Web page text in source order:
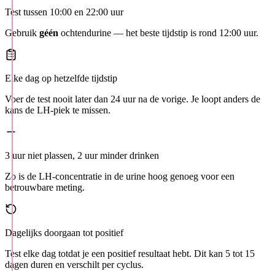
Test tussen 10:00 en 22:00 uur
Gebruik géén ochtendurine — het beste tijdstip is rond 12:00 uur.
Elke dag op hetzelfde tijdstip
Voer de test nooit later dan 24 uur na de vorige. Je loopt anders de
kans de LH-piek te missen.
3 uur niet plassen, 2 uur minder drinken
Zo is de LH-concentratie in de urine hoog genoeg voor een
betrouwbare meting.
Dagelijks doorgaan tot positief
Test elke dag totdat je een positief resultaat hebt. Dit kan 5 tot 15
dagen duren en verschilt per cyclus.